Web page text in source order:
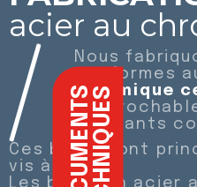
DOCUMENTSTECHNIQUES
acier au
Nous
conformes
thermique
exigeants
Ces billes sont
vis à billes.
Les billes en acier